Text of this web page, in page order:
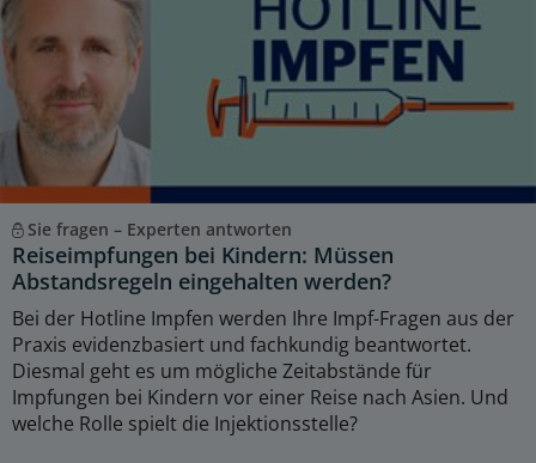
Sie fragen – Experten antworten
Reiseimpfungen bei Kindern: Müssen
Abstandsregeln eingehalten werden?
Bei der Hotline Impfen werden Ihre Impf-Fragen aus der
Praxis evidenzbasiert und fachkundig beantwortet.
Diesmal geht es um mögliche Zeitabstände für
Impfungen bei Kindern vor einer Reise nach Asien. Und
welche Rolle spielt die Injektionsstelle?